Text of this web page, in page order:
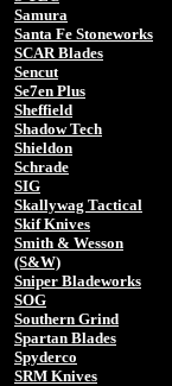
Samura
Santa Fe Stoneworks
SCAR Blades
Sencut
Se7en Plus
Sheffield
Shadow Tech
Shieldon
Schrade
SIG
Skallywag Tactical
Skif Knives
Smith & Wesson
(S&W)
Sniper Bladeworks
SOG
Southern Grind
Spartan Blades
Spyderco
SRM Knives